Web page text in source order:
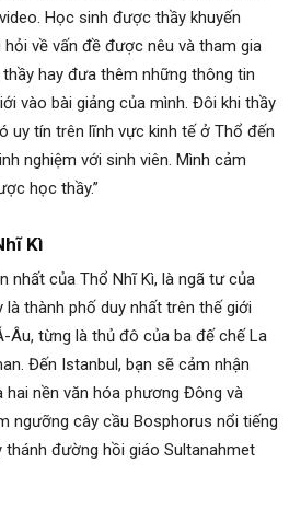
Học sinh được thầy khuyến
về vấn đề được nêu và tham gia
hay đưa thêm những thông tin
vào bài giảng của mình. Đôi khi thầy
uy tín trên lĩnh vực kinh tế ở Thổ đến
nghiệm với sinh viên. Mình cảm
học thầy.”
Kì
nhất của Thổ Nhĩ Kì, là ngã tư của
là thành phố duy nhất trên thế giới
Âu, từng là thủ đô của ba đế chế La
Đến Istanbul, bạn sẽ cảm nhận
nền văn hóa phương Đông và
ngưỡng cây cầu Bosphorus nổi tiếng
thánh đường hồi giáo Sultanahmet